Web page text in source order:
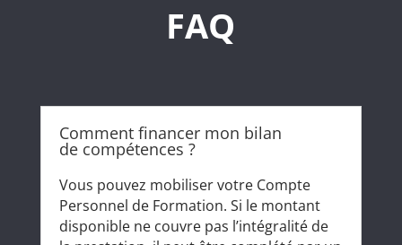
FAQ
Comment financer mon bilan
de compétences ?
Vous pouvez mobiliser votre Compte
Personnel de Formation. Si le montant
disponible ne couvre pas l’intégralité de